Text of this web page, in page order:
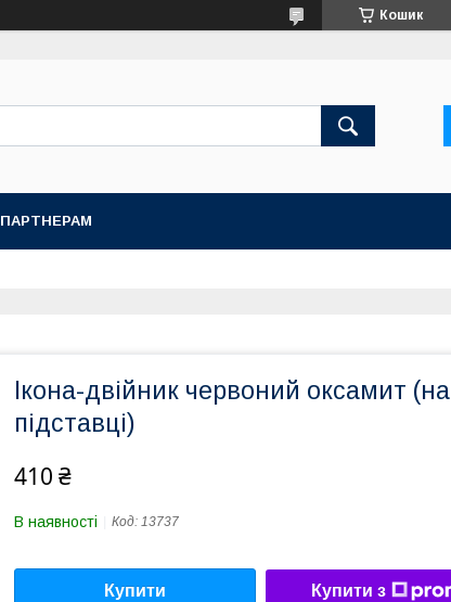
Кошик
ПАРТНЕРАМ
Ікона-двійник червоний оксамит (на
підставці)
410 ₴
В наявності Код: 13737
Купити Купити з